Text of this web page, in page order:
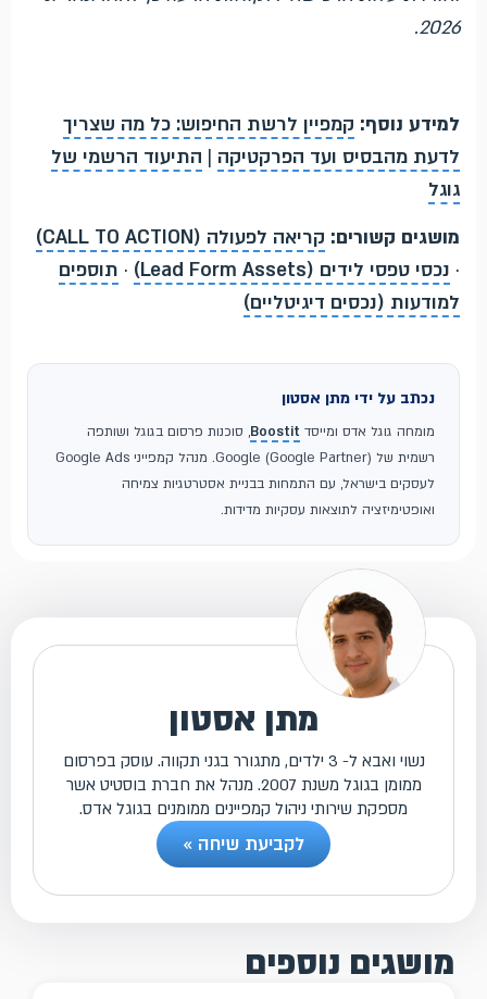
2026.
למידע נוסף: קמפיין לרשת החיפוש: כל מה שצריך
לדעת מהבסיס ועד הפרקטיקה | התיעוד הרשמי של
גוגל
מושגים קשורים: קריאה לפעולה (CALL TO ACTION)
· נכסי טפסי לידים (Lead Form Assets) · תוספים
למודעות (נכסים דיגיטליים)
נכתב על ידי מתן אסטון
מומחה גוגל אדס ומייסד Boostit, סוכנות פרסום בגוגל ושותפה
רשמית של Google (Google Partner). מנהל קמפייני Google Ads
לעסקים בישראל, עם התמחות בבניית אסטרטגיות צמיחה
ואופטימיזציה לתוצאות עסקיות מדידות.
מתן אסטון
נשוי ואבא ל- 3 ילדים, מתגורר בגני תקווה. עוסק בפרסום
ממומן בגוגל משנת 2007. מנהל את חברת בוסטיט אשר
מספקת שירותי ניהול קמפיינים ממומנים בגוגל אדס.
לקביעת שיחה »
מושגים נוספים